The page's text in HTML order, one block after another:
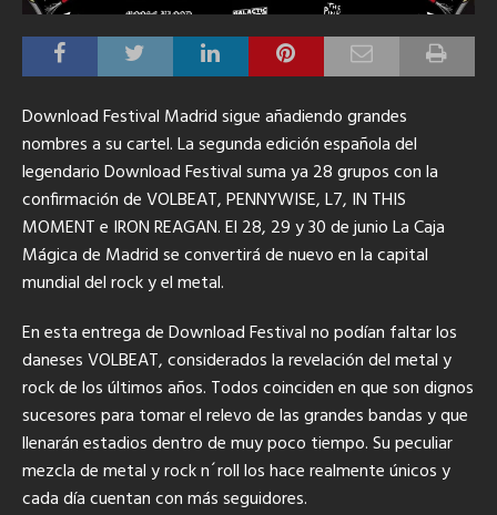
Download Festival Madrid sigue añadiendo grandes
nombres a su cartel.La segunda edición española del
legendario Download Festival suma ya 28 grupos con la
confirmación de VOLBEAT, PENNYWISE, L7, IN THIS
MOMENT e IRON REAGAN. El 28, 29 y 30 de junio La Caja
Mágica de Madrid se convertirá de nuevo en la capital
mundial del rock y el metal.
En esta entrega de Download Festival no podían faltar los
daneses VOLBEAT, considerados la revelación del metal y
rock de los últimos años. Todos coinciden en que son dignos
sucesores para tomar el relevo de las grandes bandas y que
llenarán estadios dentro de muy poco tiempo. Su peculiar
mezcla de metal y rock n´roll los hace realmente únicos y
cada día cuentan con más seguidores.